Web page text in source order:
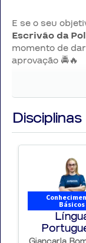
E se o seu
Escrivão da
momento de
aprovação 🚔🔥
► Por que se
SerEscrivão
parte da maior
diretamente na
provas e
É uma carreira
inteligência
Mais do que
É
Básicos